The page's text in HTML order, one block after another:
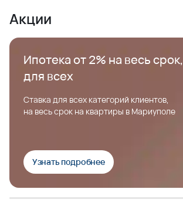
Акции
Ипотека от 2% на весь срок,
для всех
Ставка для всех категорий клиентов,
на весь срок на квартиры в Мариуполе
Узнать подробнее